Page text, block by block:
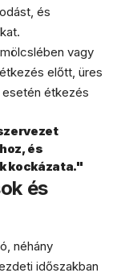
és
vagy
előtt, üres
étkezés
és
kockázata."
és
néhány
időszakban